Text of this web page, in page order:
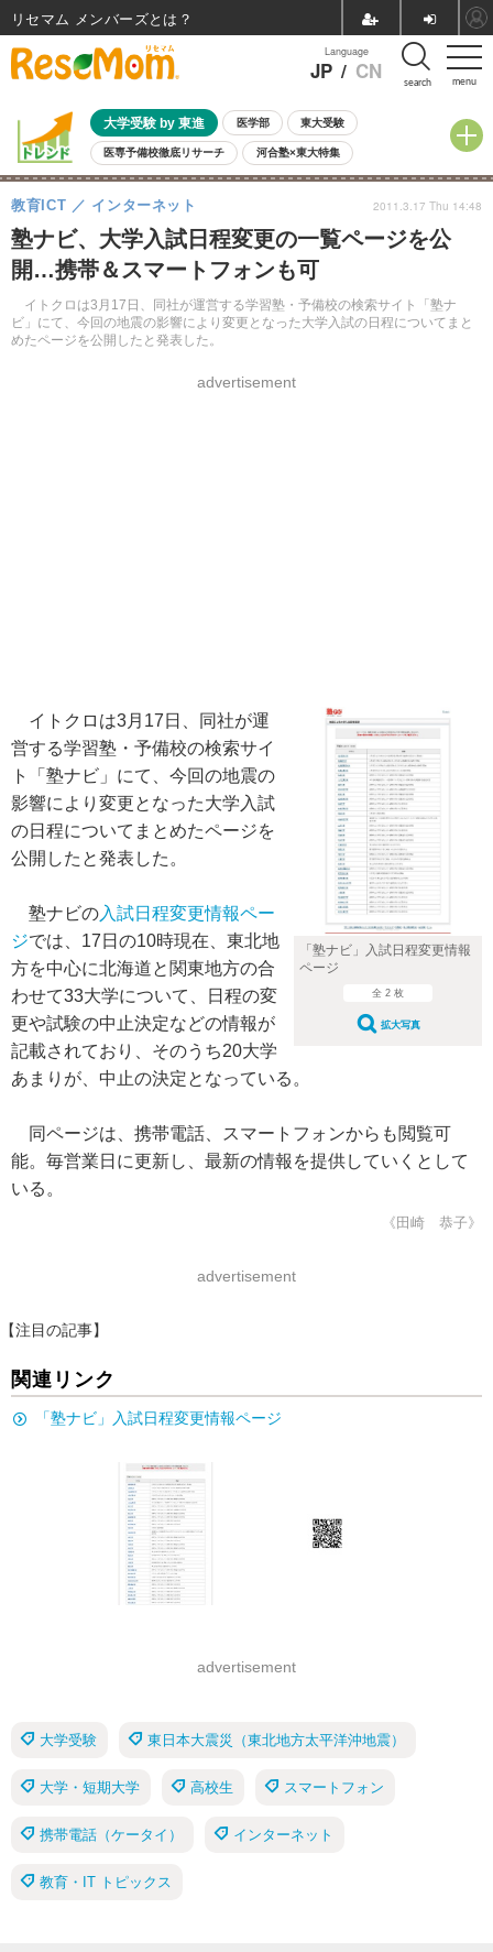
menu
Language
JP / CN search
大学受験 by 東進 医学部 東大受験
医専予備校徹底リサーチ 河合塾×東大特集
親子で考える大学選び 高校受験 中学受験 小学校受験
共通テスト 夏休み 8月開催学校説明会・相談会
8月開催イベント・WS 全国公立高校 過去問 人気記事
自由研究教材（小学生向け） 自由研究教材（中学生向け）
塾ナビ、大学入試日程変更の一覧ページを公
開…携帯＆スマートフォンも可
イトクロは3月17日、同社が運営する学習塾・予備校の検索サイト「塾ナ
ビ」にて、今回の地震の影響により変更となった大学入試の日程についてまと
めたページを公開したと発表した。
教育ICT インターネット
advertisement
2011.3.17 Thu 14:48
「塾ナビ」入試日程変更情報
ページ
全 2 枚
拡大写真
イトクロは3月17日、同社が運
営する学習塾・予備校の検索サイ
ト「塾ナビ」にて、今回の地震の
影響により変更となった大学入試
の日程についてまとめたページを
公開したと発表した。
塾ナビの入試日程変更情報ペー
ジでは、17日の10時現在、東北地
方を中心に北海道と関東地方の合
わせて33大学について、日程の変
更や試験の中止決定などの情報が
記載されており、そのうち20大学
あまりが、中止の決定となっている。
同ページは、携帯電話、スマートフォンからも閲覧可
能。毎営業日に更新し、最新の情報を提供していくとして
いる。
《田崎 恭子》
advertisement
【注目の記事】
関連リンク
「塾ナビ」入試日程変更情報ページ
advertisement
大学受験 東日本大震災（東北地方太平洋沖地震）
大学・短期大学 高校生 スマートフォン
携帯電話（ケータイ） インターネット
教育・IT トピックス
リセマム メンバーズ